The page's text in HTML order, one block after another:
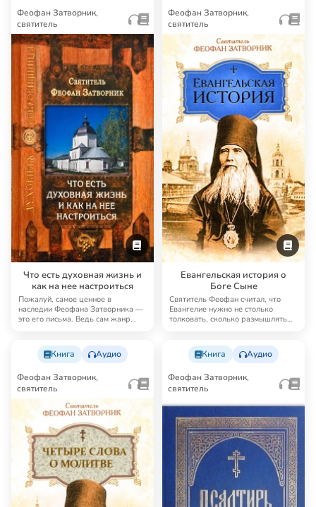
Феофан Затворник,
святитель
Что есть духовная жизнь и
как на нее настроиться
Пожалуй, самое ценное в
наследии Феофана Затворника —
это его письма. Ведь сам жанр
Феофан Затворник,
святитель
Евангельская история о
Боге Сыне
Святитель Феофан считал, что
Евангелие нужно не столько
толковать, сколько размышлять
Книга Аудио
Феофан Затворник,
святитель
Книга Аудио
Феофан Затворник,
святитель